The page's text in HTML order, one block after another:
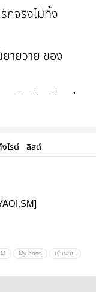
กจริงไม่ทิ้ง
ายวาย ของ
ยูริ เพื่อนที่แกล้ง
ก็
ไรต์ ลิสต์
My boss เจ้านาย